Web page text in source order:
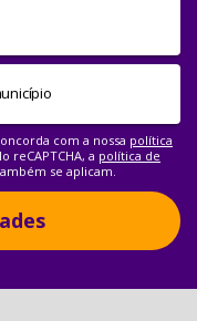
com a nossa política
reCAPTCHA, a política de
se aplicam.